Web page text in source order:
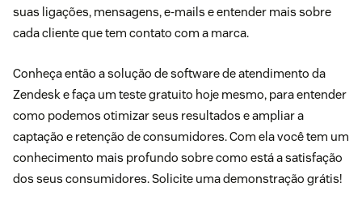
suas ligações, mensagens, e-mails e entender mais sobre
cada cliente que tem contato com a marca.
Conheça então asolução de software de atendimento da
Zendesk e faça um teste gratuito hoje mesmo, para entender
como podemos otimizar seus resultados e ampliar a
captação e retenção de consumidores. Com ela você tem um
conhecimento mais profundo sobre como está a satisfação
dos seus consumidores.Solicite uma demonstração grátis!